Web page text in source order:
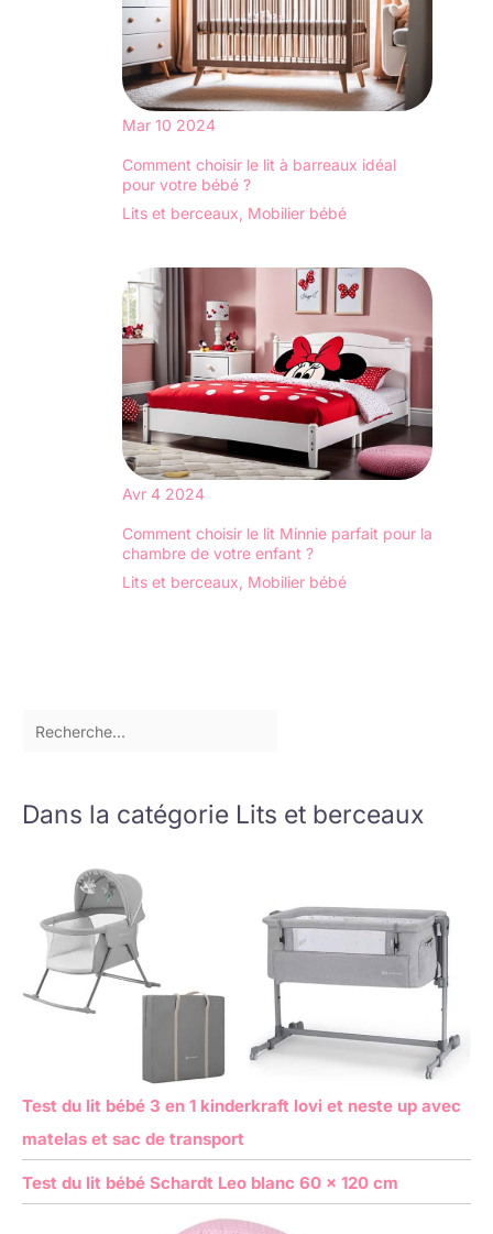
Mar 10 2024
Comment choisir le lit à barreaux idéal
pour votre bébé ?
Lits et berceaux, Mobilier bébé
Avr 4 2024
Comment choisir le lit Minnie parfait pour la
chambre de votre enfant ?
Lits et berceaux Mobilier bébé
Dans la catégorie Lits et berceaux
Test du lit bébé 3 en 1 kinderkraft lovi et neste up avec
matelas et sac de transport
Test du lit bébé Schardt Leo blanc 60 x 120 cm